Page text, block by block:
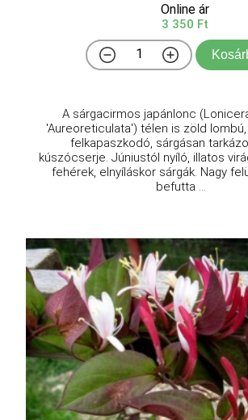
Online ár
3 350 Ft
A sárgacirmos japánlonc
'Aureoreticulata') télen is zöld
felkapaszkodó, sárgásan
kúszócserje. Júniustól nyíló, illatos
fehérek, elnyíláskor sárgák. Nagy
befutta ...